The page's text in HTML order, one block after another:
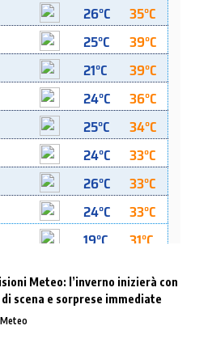
Meteo: l’inverno inizierà con
scena e sorprese immediate